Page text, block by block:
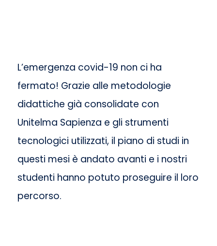
L’emergenza covid-19 non ci ha
fermato! Grazie alle metodologie
didattiche già consolidate con
Unitelma Sapienza e gli strumenti
tecnologici utilizzati, il piano di studi in
questi mesi è andato avanti e i nostri
studenti hanno potuto proseguire il loro
percorso.